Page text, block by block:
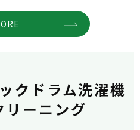
クドラム洗濯機
リーニング